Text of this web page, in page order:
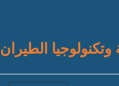
الطيران